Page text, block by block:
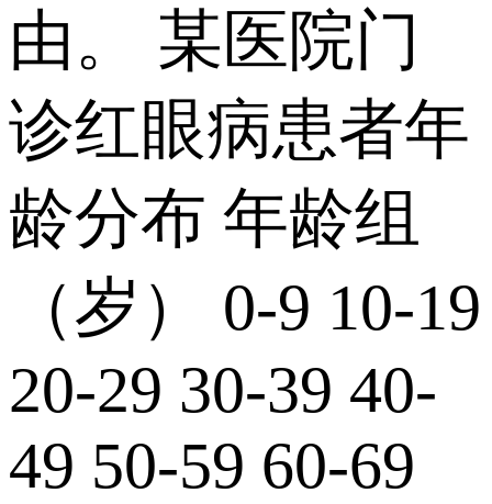
由。 某医院门
诊红眼病患者年
龄分布 年龄组
（岁） 0-9 10-19
20-29 30-39 40-
49 50-59 60-69